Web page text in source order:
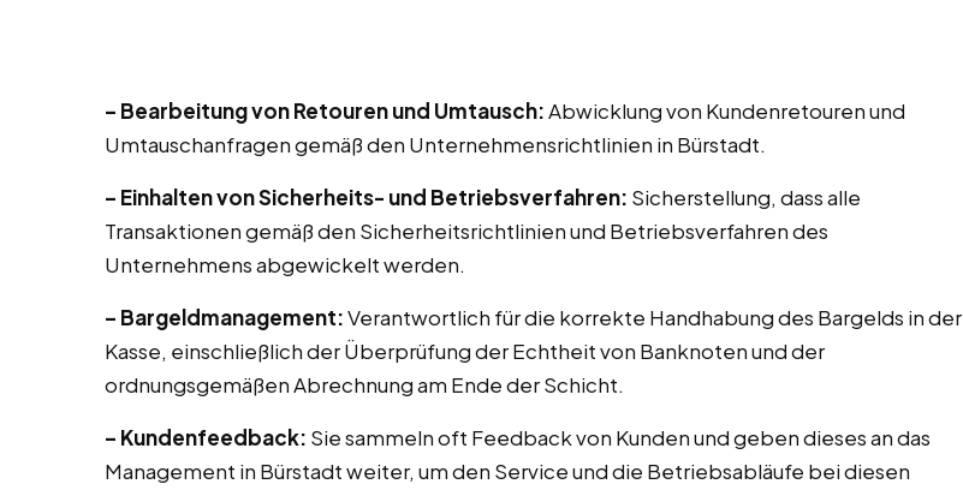
– Bearbeitung von Retouren und Umtausch:Abwicklung von Kundenretouren und
Umtauschanfragen gemäß den Unternehmensrichtlinien in Bürstadt.
– Einhalten von Sicherheits- und Betriebsverfahren: Sicherstellung, dass alle
Transaktionen gemäß den Sicherheitsrichtlinien und Betriebsverfahren des
Unternehmens abgewickelt werden.
– Bargeldmanagement:Verantwortlich für die korrekte Handhabung des Bargelds in der
Kasse, einschließlich der Überprüfung der Echtheit von Banknoten und der
ordnungsgemäßen Abrechnung am Ende der Schicht.
– Kundenfeedback: Sie sammeln oft Feedback von Kunden und geben dieses an das
Management in Bürstadt weiter, um den Service und die Betriebsabläufe bei diesen